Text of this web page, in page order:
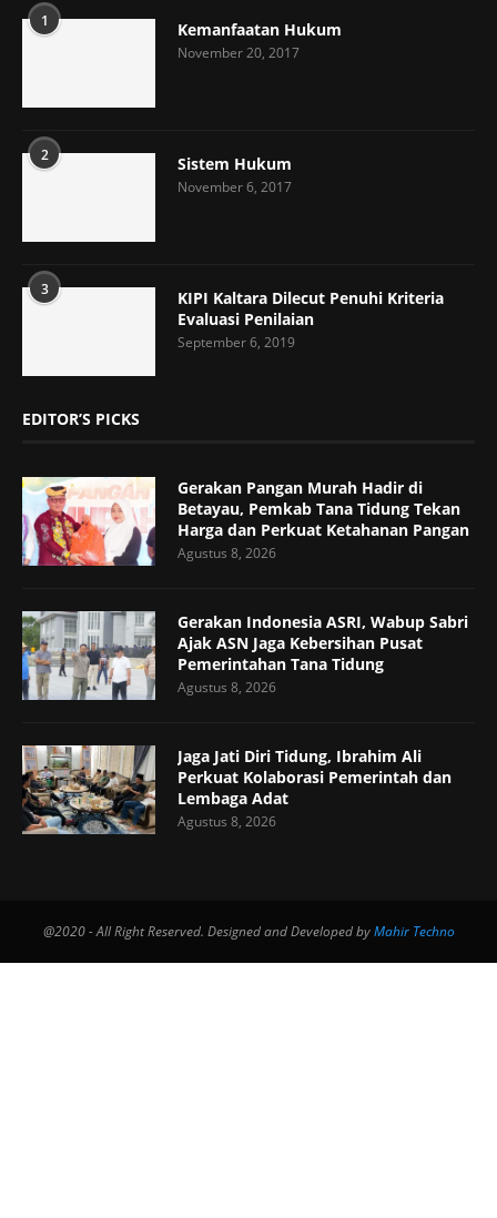
1 Kemanfaatan Hukum
November 20, 2017
2 Sistem Hukum
November 6, 2017
3
KIPI Kaltara Dilecut Penuhi Kriteria
Evaluasi Penilaian
September 6, 2019
EDITOR’S PICKS
Gerakan Pangan Murah Hadir di
Betayau, Pemkab Tana Tidung Tekan
Harga dan Perkuat Ketahanan Pangan
Agustus 8, 2026
Gerakan Indonesia ASRI, Wabup Sabri
Ajak ASN Jaga Kebersihan Pusat
Pemerintahan Tana Tidung
Agustus 8, 2026
Jaga Jati Diri Tidung, Ibrahim Ali
Perkuat Kolaborasi Pemerintah dan
Lembaga Adat
Agustus 8, 2026
@2020 - All Right Reserved. Designed and Developed byMahir Techno